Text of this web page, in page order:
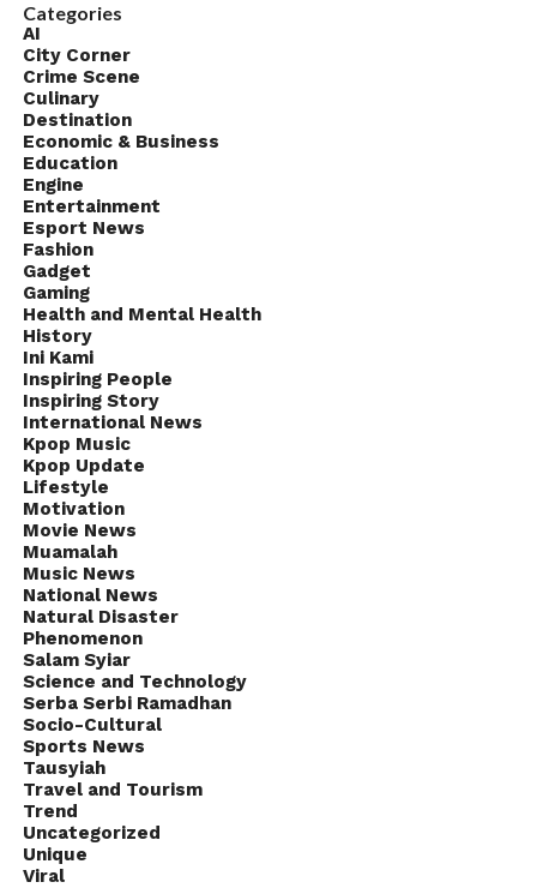
Categories
AI
City Corner
Crime Scene
Culinary
Destination
Economic & Business
Education
Engine
Entertainment
Esport News
Fashion
Gadget
Gaming
Health and Mental Health
History
Ini Kami
Inspiring People
Inspiring Story
International News
Kpop Music
Kpop Update
Lifestyle
Motivation
Movie News
Muamalah
Music News
National News
Natural Disaster
Phenomenon
Salam Syiar
Science and Technology
Serba Serbi Ramadhan
Socio-Cultural
Sports News
Tausyiah
Travel and Tourism
Trend
Uncategorized
Unique
Viral